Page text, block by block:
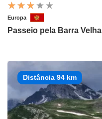
Europa
Passeio pela Barra Velha
Distância 94 km